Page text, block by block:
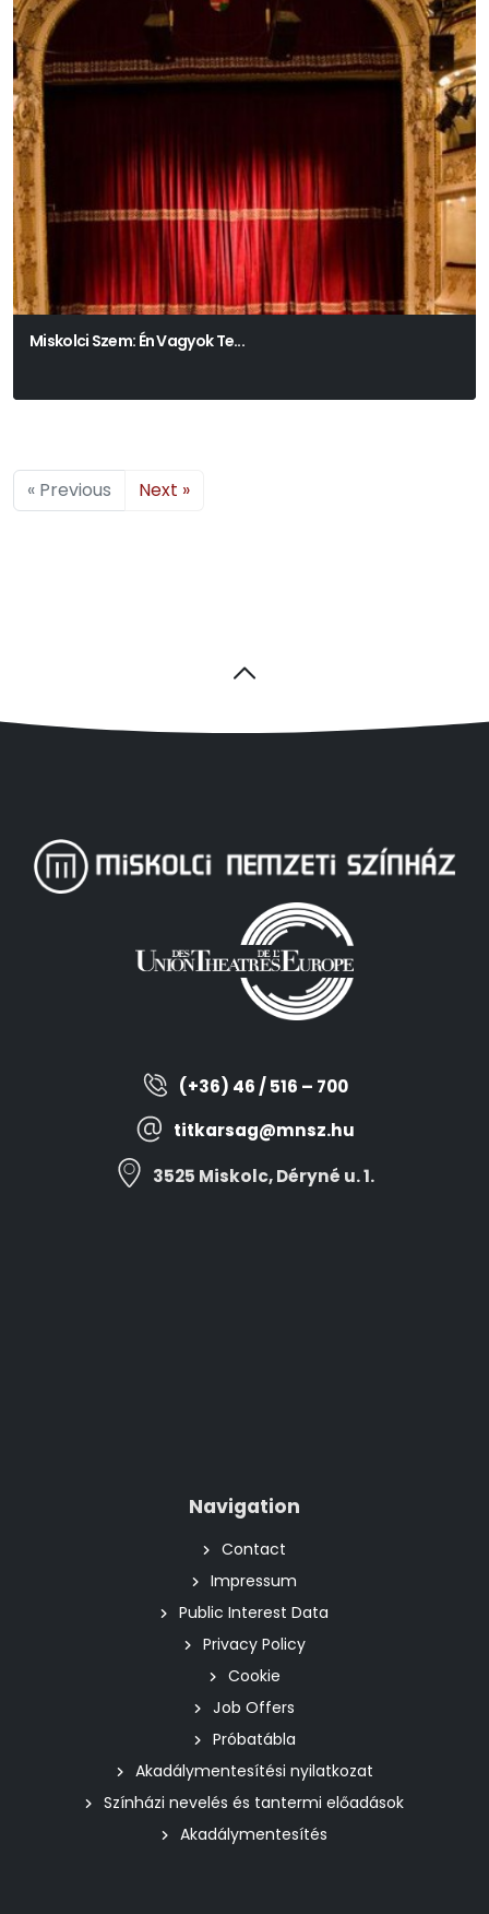
Miskolci Szem: Én Vagyok Te...
« Previous Next »
(+36) 46 / 516 – 700
titkarsag@mnsz.hu
3525 Miskolc, Déryné u. 1.
Navigation
Contact
Impressum
Public Interest Data
Privacy Policy
Cookie
Job Offers
Próbatábla
Akadálymentesítési nyilatkozat
Színházi nevelés és tantermi előadások
Akadálymentesítés